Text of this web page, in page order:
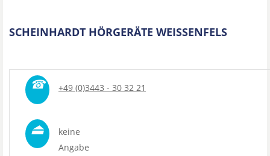
SCHEINHARDT HÖRGERÄTE WEISSENFELS
☎ +49 (0)3443 - 30 32 21
⏏
keine
Angabe